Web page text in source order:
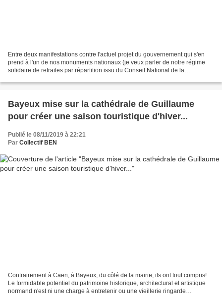
Entre deux manifestations contre l'actuel projet du gouvernement qui s'en
prend à l'un de nos monuments nationaux (je veux parler de notre régime
solidaire de retraites par répartition issu du Conseil National de la
Bayeux mise sur la cathédrale de Guillaume
pour créer une saison touristique d'hiver...
Publié le 08/11/2019 à 22:21
Par Collectif BEN
Contrairement à Caen, à Bayeux, du côté de la mairie, ils ont tout compris!
Le formidable potentiel du patrimoine historique, architectural et artistique
normand n'est ni une charge à entretenir ou une vieillerie ringarde